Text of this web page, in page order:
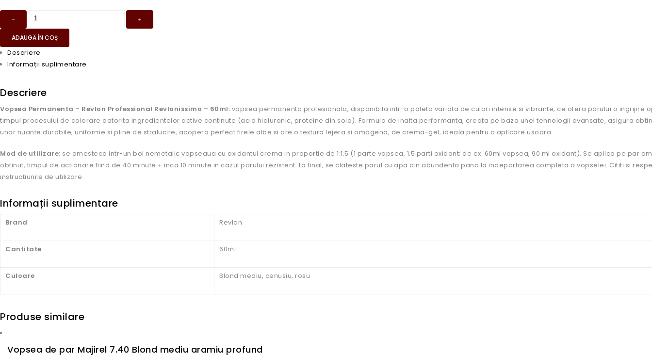
ADAUGĂ ÎN COȘ
Descriere
Informații suplimentare
Descriere
Vopsea Permanenta – Revlon Professional Revlonissimo – 60ml: vopsea permanenta profesionala, disponibila intr-o paleta variata de culori intense si vibrante, ce ofera parului o ingrijire
timpul procesului de colorare datorita ingredientelor active continute (acid hialuronic, proteine din soia). Formula de inalta performanta, creata pe baza unei tehnologii avansate, asigura
unor nuante durabile, uniforme si pline de stralucire, acopera perfect firele albe si are o textura lejera si omogena, de crema-gel, ideala pentru o aplicare usoara.
Mod de utilizare: se amesteca intr-un bol nemetalic vopseaua cu oxidantul crema in proportie de 1:1.5 (1 parte vopsea, 1.5 parti oxidant; de ex. 60ml vopsea, 90 ml oxidant). Se aplica pe par
obtinut, timpul de actionare fiind de 40 minute + inca 10 minute in cazul parului rezistent. La final, se clateste parul cu apa din abundenta pana la indepartarea completa a vopselei. Cititi si
instructiunile de utilizare.
Informații suplimentare
Brand Revlon
Cantitate 60ml
Culoare Blond mediu, cenusiu, rosu
Produse similare
Vopsea de par Majirel 7.40 Blond mediu aramiu profund